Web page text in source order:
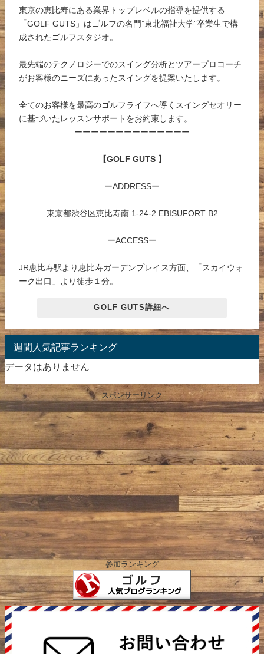
東京の恵比寿にある業界トップレベルの指導を提供する
「GOLF GUTS」はゴルフの名門”東北福祉大学”卒業生で構
成されたゴルフスタジオ。
最先端のテクノロジーでのスイング分析とツアープロコーチ
がお客様のニーズにあったスイングを提案いたします。
全てのお客様を最高のゴルフライフへ導くスイングセオリー
に基づいたレッスンサポートをお約束します。
ーーーーーーーーーーーーーー
【GOLF GUTS 】
ーADDRESSー
東京都渋谷区恵比寿南 1-24-2 EBISUFORT B2
ーACCESSー
JR恵比寿駅より恵比寿ガーデンプレイス方面、「スカイウォ
ーク出口」より徒歩１分。
GOLF GUTS詳細へ
週間人気記事ランキング
データはありません
スポンサーリンク
参加ランキング